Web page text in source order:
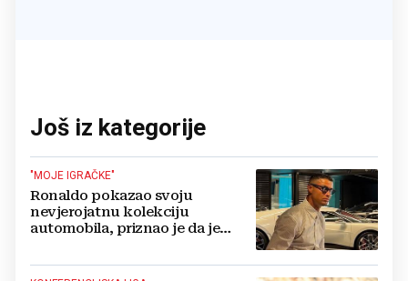
Još iz kategorije
"MOJE IGRAČKE"
Ronaldo pokazao svoju
nevjerojatnu kolekciju
automobila, priznao je da je